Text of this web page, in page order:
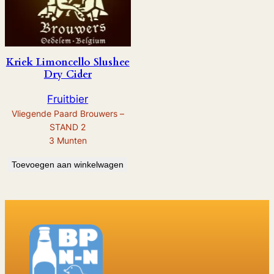
Kriek Limoncello Slushee
Dry Cider
Fruitbier
Vliegende Paard Brouwers –
STAND 2
3 Munten
Toevoegen aan winkelwagen